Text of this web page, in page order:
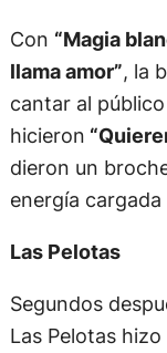
Con “Magia
llama amor”, la
cantar al
hicieron
dieron un
energía
Las Pelotas
Segundos
Las Pelotas